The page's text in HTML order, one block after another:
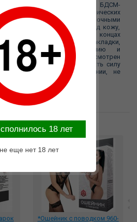
аксессуар для любителей БДСМ-
ошейника и металлических
соединённых с ошейником прочными
Ошейник выполнен под кожу,
регулировки размера. На концах
эластичные накладки,
сильному сдавливанию и
На каждом зажиме предусмотрен
позволяющий контролировать силу
прост в применении, не
варианты замены
*Ошейник с поводком 960-
18 лет
еще нет 18 лет